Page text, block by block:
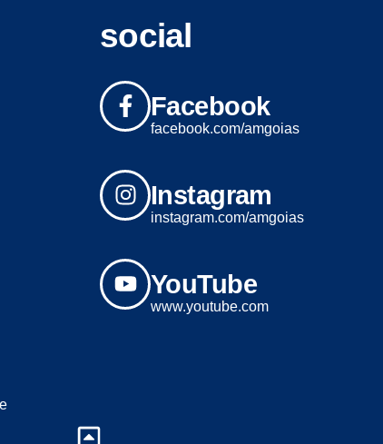
social
Facebook
facebook.com/amgoias
Instagram
instagram.com/amgoias
YouTube
www.youtube.com